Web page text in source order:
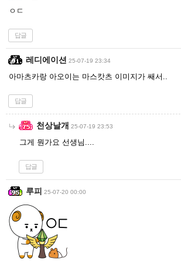
ㅇㄷ
답글
레디에이션 25-07-19 23:34
아마츠카랑 아오이는 마스캇츠 이미지가 쌔서..
답글
천상날개 25-07-19 23:53
그게 뭔가요 선생님....
답글
루피 25-07-20 00:00